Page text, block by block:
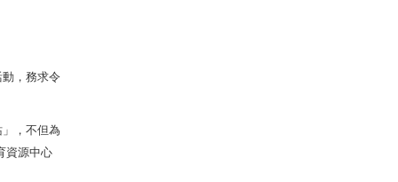
，務求令
，不但為
資源中心